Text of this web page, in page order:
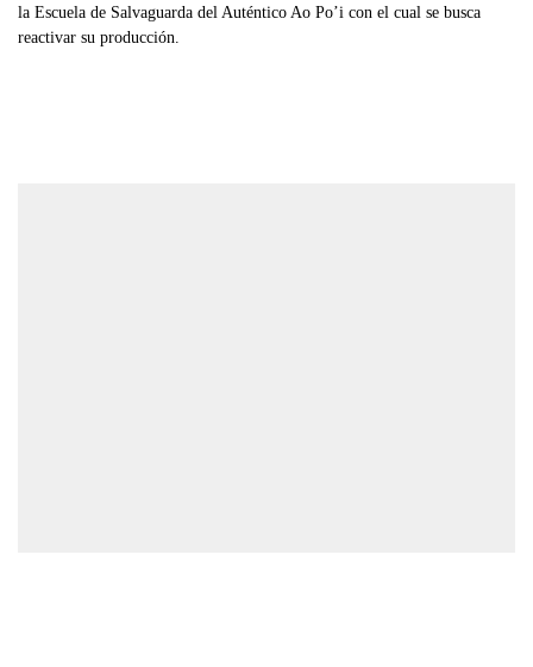
la Escuela de Salvaguarda del Auténtico Ao Po’i con el cual se busca
reactivar su producción.